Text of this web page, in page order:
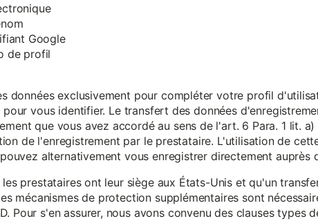
Google
de profil
données exclusivement pour compléter votre profil
pour vous identifier. Le transfert des données
que vous avez accordé au sens de l'art. 6 Para. 1 lit.
de l'enregistrement par le prestataire. L'utilisation de
alternativement vous enregistrer directement auprès
prestataires ont leur siège aux États-Unis et qu'un
mécanismes de protection supplémentaires sont
Pour s'en assurer, nous avons convenu des clauses